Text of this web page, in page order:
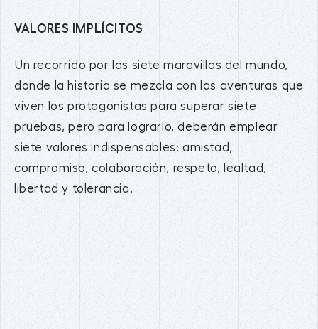
VALORES IMPLÍCITOS
Un recorrido por las siete maravillas del mundo,
donde la historia se mezcla con las aventuras que
viven los protagonistas para superar siete
pruebas, pero para lograrlo, deberán emplear
siete valores indispensables: amistad,
compromiso, colaboración, respeto, lealtad,
libertad y tolerancia.